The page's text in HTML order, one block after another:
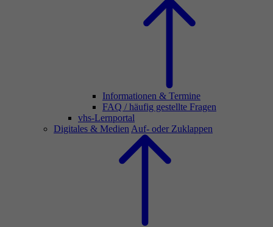
Informationen & Termine
FAQ / häufig gestellte Fragen
vhs-Lernportal
Digitales & Medien Auf- oder Zuklappen